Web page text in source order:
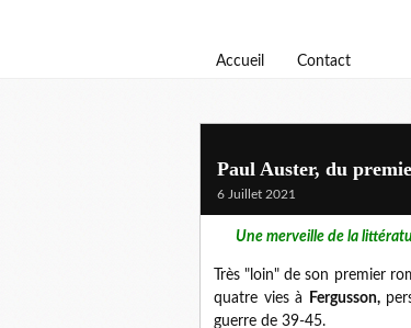
Accueil Contact
Paul Auster, du
6 Juillet 2021
Une merveille de la
Très "loin" de son premier
quatre vies à
Fergusson,
guerre de 39-45.